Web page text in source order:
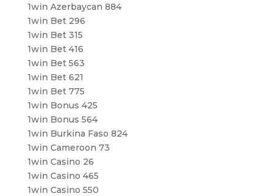
1win Azerbaycan 884
1win Bet 296
1win Bet 315
1win Bet 416
1win Bet 563
1win Bet 621
1win Bet 775
1win Bonus 425
1win Bonus 564
1win Burkina Faso 824
1win Cameroon 73
1win Casino 26
1win Casino 465
1win Casino 550